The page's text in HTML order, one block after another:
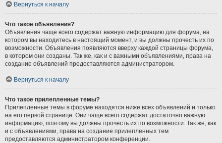
Вернуться к началу
Что такое объявления?
Объявления чаще всего содержат важную информацию для форума, на
котором вы находитесь в настоящий момент, и вы должны прочесть их по
возможности. Объявления появляются вверху каждой страницы форума,
в котором они созданы. Так же, как и с важными объявлениями, права на
создание объявлений предоставляются администратором.
Вернуться к началу
Что такое прилепленные темы?
Прилепленные темы в форуме находятся ниже всех объявлений и только
на его первой странице. Они чаще всего содержат достаточно важную
информацию, поэтому вы должны прочесть их по возможности. Так же, как
и с объявлениями, права на создание прилепленных тем
предоставляются администратором конференции.